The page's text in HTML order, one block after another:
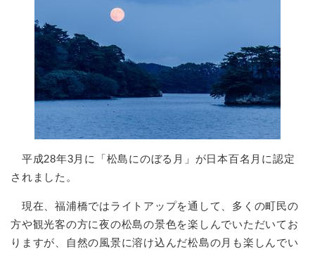
平成28年3月に「松島にのぼる月」が日本百名月に認定
されました。
現在、福浦橋ではライトアップを通して、多くの町民の
方や観光客の方に夜の松島の景色を楽しんでいただいてお
りますが、自然の風景に溶け込んだ松島の月も楽しんでい